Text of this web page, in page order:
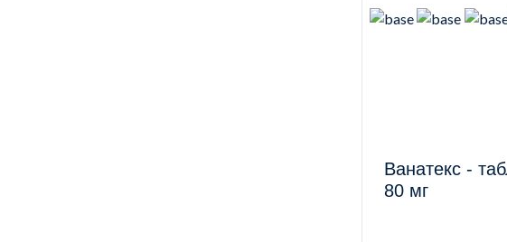
Ванатекс -
80 мг